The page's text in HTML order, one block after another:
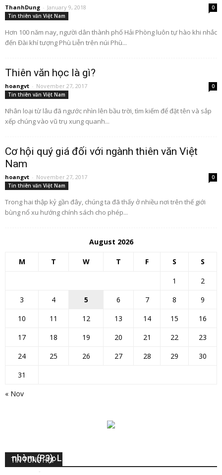
ThanhDung - January 9, 2018
0
Tin thiên văn Việt Nam
Hơn 100 năm nay, người dân thành phố Hải Phòng luôn tự hào khi nhắc
đến Đài khí tượng Phù Liễn trên núi Phù...
Thiên văn học là gì?
hoangvt - November 27, 2017
0
Tin thiên văn Việt Nam
Nhân loại từ lâu đã ngước nhìn lên bầu trời, tìm kiếm để đặt tên và sắp
xếp chúng vào vũ trụ xung quanh...
Cơ hội quý giá đối với ngành thiên văn Việt
Nam
hoangvt - November 27, 2017
0
Tin thiên văn Việt Nam
Trong hai thập kỷ gần đây, chúng ta đã thấy ở nhiều nơi trên thế giới
bùng nổ xu hướng chính sách cho phép...
August 2026
M T W T F S S
« Nov
1
2
3
4 5 6 7 8
9
10
11 12 13 14 15
16
17
18 19 20 21 22
23
24
25 26 27 28 29
30
31
TIN TỔNG HỢP
nhòm (P3): Lựa chọn kính thiên văn
-